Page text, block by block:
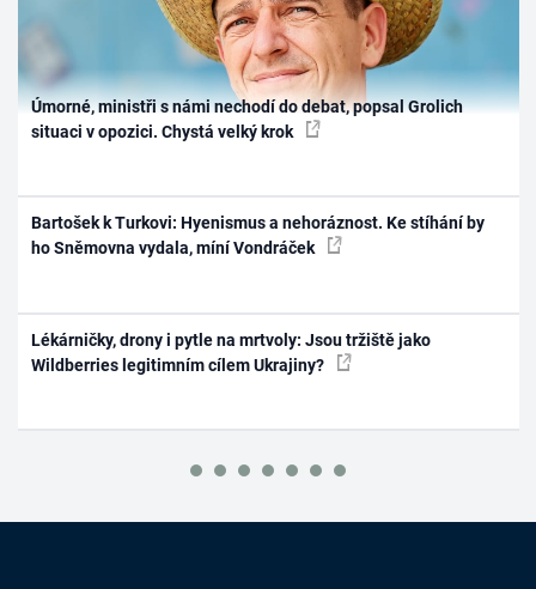
Úmorné, ministři s námi nechodí do debat, popsal Grolich
situaci v opozici. Chystá velký krok
Bartošek k Turkovi: Hyenismus a nehoráznost. Ke stíhání by
ho Sněmovna vydala, míní Vondráček
Lékárničky, drony i pytle na mrtvoly: Jsou tržiště jako
Wildberries legitimním cílem Ukrajiny?